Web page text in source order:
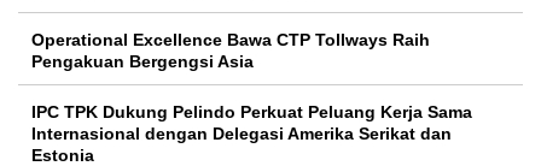
Operational Excellence Bawa CTP Tollways Raih
Pengakuan Bergengsi Asia
IPC TPK Dukung Pelindo Perkuat Peluang Kerja Sama
Internasional dengan Delegasi Amerika Serikat dan
Estonia